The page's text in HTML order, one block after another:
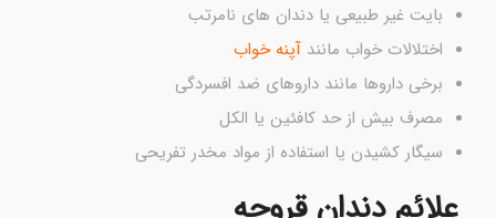
بایت غیر طبیعی یا دندان های نامرتب
اختلالات خواب مانند آپنه خواب
برخی داروها مانند داروهای ضد افسردگی
مصرف بیش از حد کافئین یا الکل
سیگار کشیدن یا استفاده از مواد مخدر تفریحی